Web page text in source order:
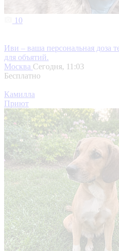
10
Иви – ваша персональная доза
для объятий.
Москва Сегодня, 11:03
Бесплатно
Камилла
Приют